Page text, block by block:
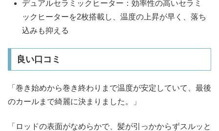
デュアルセラミックヒーター：効率性の高いセラミ
ックヒーターを2枚搭載し、温度の上昇が早く、落ち
込みも抑える
良い口コミ
「巻き始めから巻き終わりまで温度が安定していて、最後
のカールまで綺麗に決まりました。」
「ロッドの表面がなめらかで、髪が引っかからずスルッと